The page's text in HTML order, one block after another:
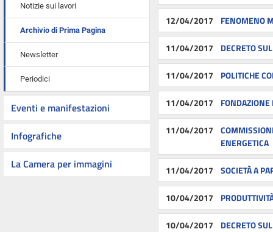
Notizie sui lavori
Archivio di Prima Pagina
Newsletter
Periodici
Eventi e manifestazioni
Infografiche
La Camera per immagini
12/04/2017 FENOMENO
11/04/2017 DECRETO
11/04/2017 POLITICHE
11/04/2017 FONDAZIONE
11/04/2017
ENERGETICA
11/04/2017 SOCIETÀ A
10/04/2017
10/04/2017 DECRETO